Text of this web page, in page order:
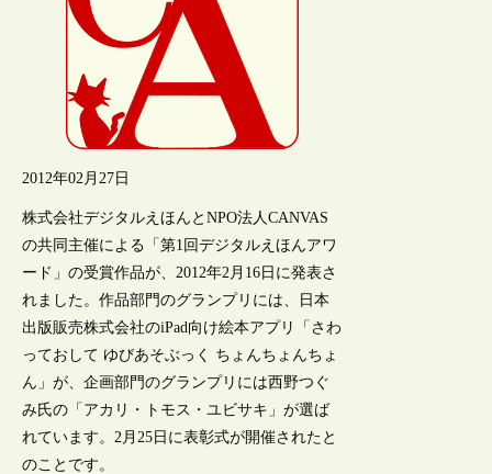
2012年02月27日
株式会社デジタルえほんとNPO法人CANVAS
の共同主催による「第1回デジタルえほんアワ
ード」の受賞作品が、2012年2月16日に発表さ
れました。作品部門のグランプリには、日本
出版販売株式会社のiPad向け絵本アプリ「さわ
っておして ゆびあそぶっく ちょんちょんちょ
ん」が、企画部門のグランプリには西野つぐ
み氏の「アカリ・トモス・ユビサキ」が選ば
れています。2月25日に表彰式が開催されたと
のことです。